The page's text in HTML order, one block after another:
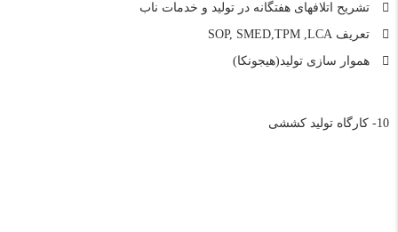
تشریح اتلافهای هفتگانه در تولید و خدمات ناب
تعریف SOP, SMED,TPM ,LCA
هموار سازی تولید(هیجونکا)
10- کارگاه تولید کششی